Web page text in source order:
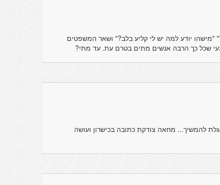
"מישהו יודע למה יש לי קליע בלב?" ושאר המשפטים
שכל כך הרבה אנשים מתים בטרם עת. עד מתי?
להמשיך... מחאה צודקת כתובה בכישרון ועושה